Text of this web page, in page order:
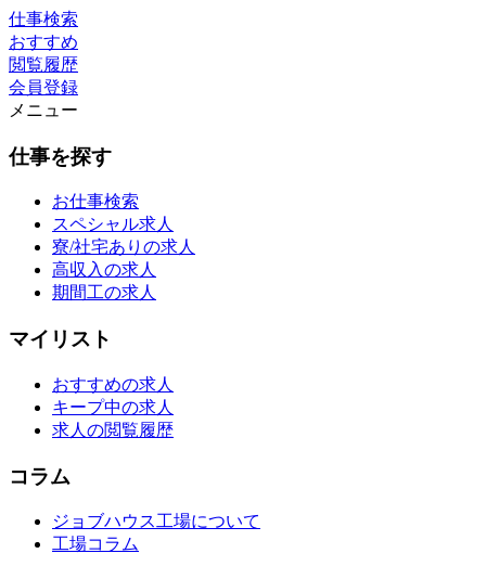
仕事検索
おすすめ
閲覧履歴
会員登録
メニュー
仕事を探す
お仕事検索
スペシャル求人
寮/社宅ありの求人
高収入の求人
期間工の求人
マイリスト
おすすめの求人
キープ中の求人
求人の閲覧履歴
コラム
ジョブハウス工場について
工場コラム